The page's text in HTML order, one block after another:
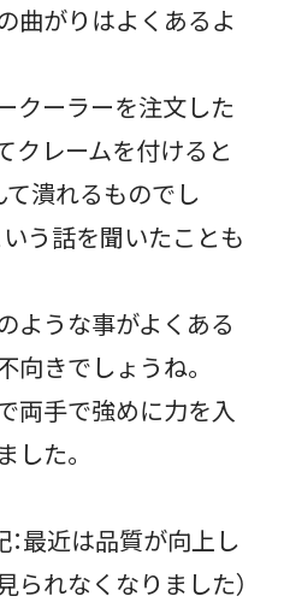
曲がりはよくあるよ
クーラーを注文した
クレームを付けると
て潰れるものでし
いう話を聞いたことも
ような事がよくある
向きでしょうね。
両手で強めに力を入
した。
最近は品質が向上し
られなくなりました）